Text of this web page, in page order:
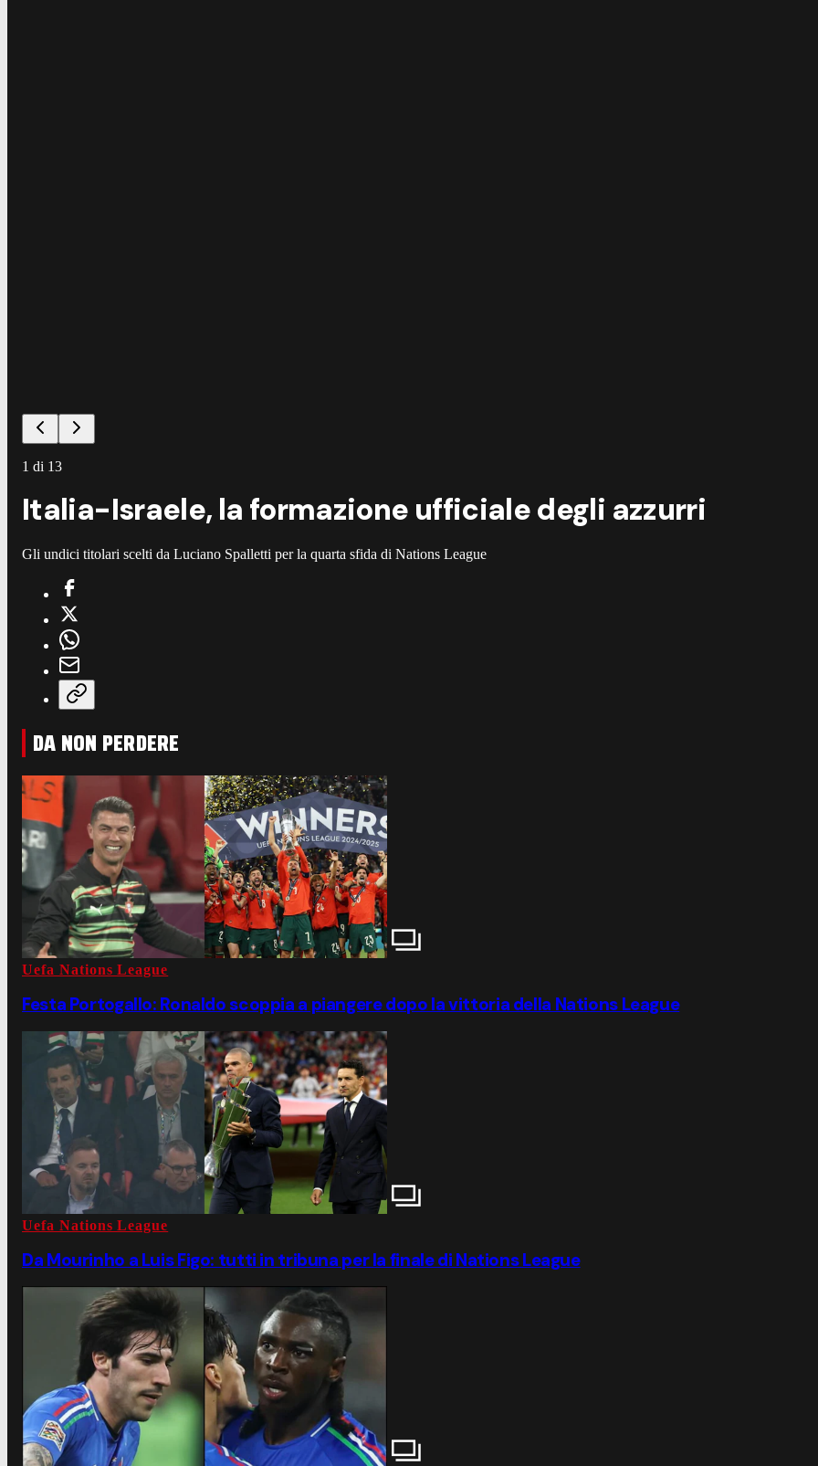
1 di 13
Italia-Israele, la formazione ufficiale degli azzurri
Gli undici titolari scelti da Luciano Spalletti per la quarta sfida di Nations League
DA NON PERDERE
Uefa Nations League
Festa Portogallo: Ronaldo scoppia a piangere dopo la vittoria della Nations League
Uefa Nations League
Da Mourinho a Luis Figo: tutti in tribuna per la finale di Nations League